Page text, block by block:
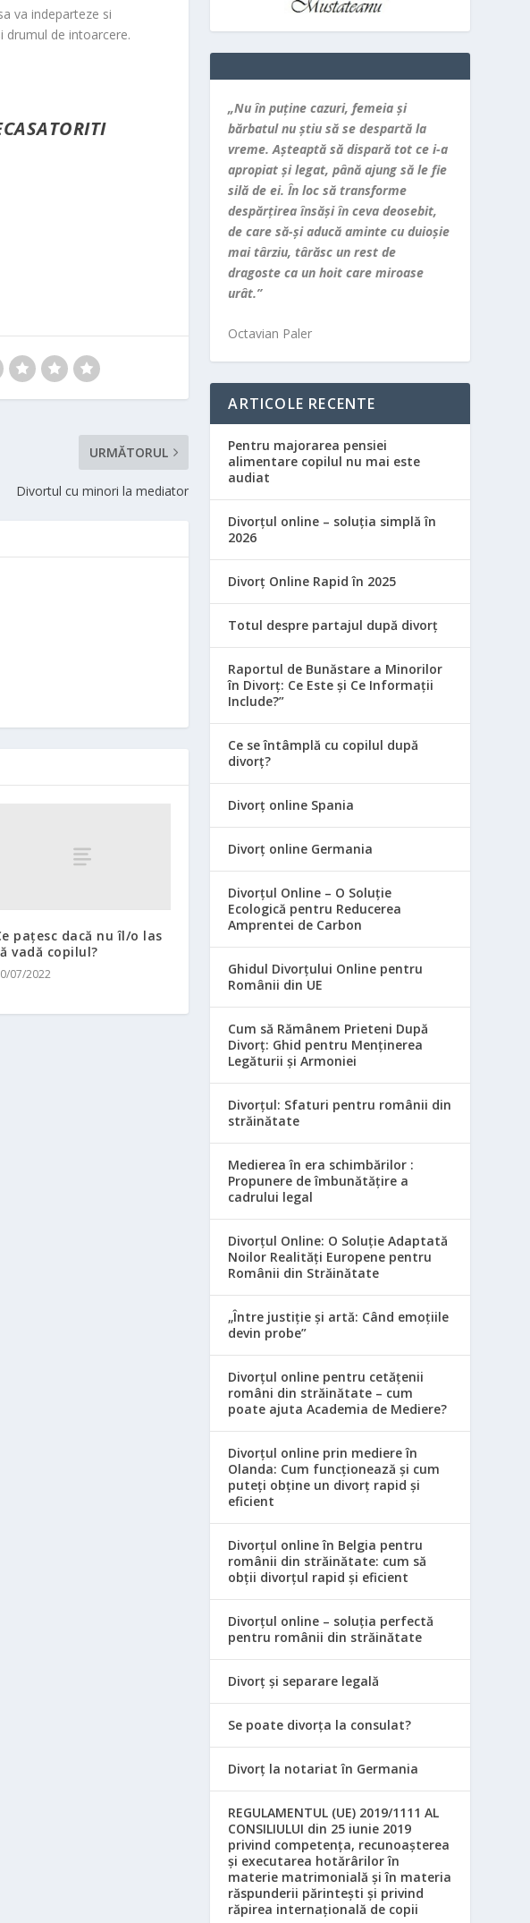
va indeparteze si
drumul de intoarcere.
URMĂTORUL
Divortul cu minori la mediator
pațesc dacă nu îl/o las
vadă copilul?
07/2022
„Nu în puţine cazuri, femeia şi
bărbatul nu ştiu să se despartă la
vreme. Aşteaptă să dispară tot ce i-a
apropiat şi legat, până ajung să le fie
silă de ei. În loc să transforme
despărţirea însăşi în ceva deosebit,
de care să-şi aducă aminte cu duioşie
mai târziu, târăsc un rest de
dragoste ca un hoit care miroase
urât.”
Octavian Paler
ARTICOLE RECENTE
Pentru majorarea pensiei
alimentare copilul nu mai este
audiat
Divorțul online – soluția simplă în
2026
Divorț Online Rapid în 2025
Totul despre partajul după divorț
Raportul de Bunăstare a Minorilor
în Divorț: Ce Este și Ce Informații
Include?”
Ce se întâmplă cu copilul după
divorț?
Divorț online Spania
Divorț online Germania
Divorțul Online – O Soluție
Ecologică pentru Reducerea
Amprentei de Carbon
Ghidul Divorțului Online pentru
Românii din UE
Cum să Rămânem Prieteni După
Divorț: Ghid pentru Menținerea
Legăturii și Armoniei
Divorțul: Sfaturi pentru românii din
străinătate
Medierea în era schimbărilor :
Propunere de îmbunătățire a
cadrului legal
Divorțul Online: O Soluție Adaptată
Noilor Realități Europene pentru
Românii din Străinătate
„Între justiție și artă: Când emoțiile
devin probe”
Divorțul online pentru cetățenii
români din străinătate – cum
poate ajuta Academia de Mediere?
Divorțul online prin mediere în
Olanda: Cum funcționează și cum
puteți obține un divorț rapid și
eficient
Divorțul online în Belgia pentru
românii din străinătate: cum să
obții divorțul rapid și eficient
Divorțul online – soluția perfectă
pentru românii din străinătate
Divorț și separare legală
Se poate divorța la consulat?
Divorț la notariat în Germania
REGULAMENTUL (UE) 2019/1111 AL
CONSILIULUI din 25 iunie 2019
privind competența, recunoașterea
și executarea hotărârilor în
materie matrimonială și în materia
răspunderii părintești și privind
răpirea internațională de copii